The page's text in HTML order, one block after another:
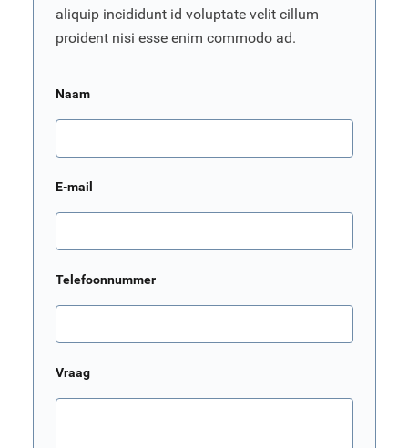
aliquip incididunt id voluptate velit cillum
proident nisi esse enim commodo ad.
Naam
E-mail
Telefoonnummer
Vraag